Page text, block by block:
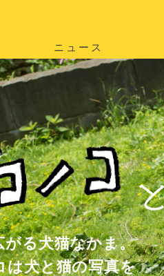
ニュース
がる犬猫なかま。
は犬と猫の写真を